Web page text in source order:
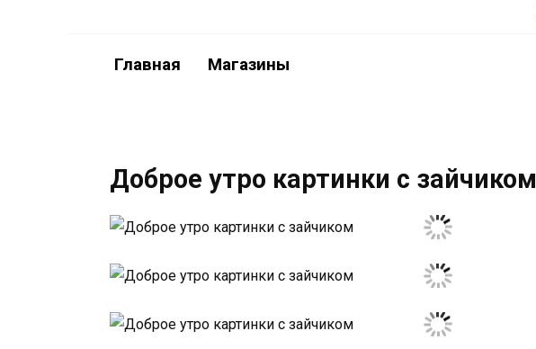
Главная Магазины
Доброе утро картинки с зайчиком